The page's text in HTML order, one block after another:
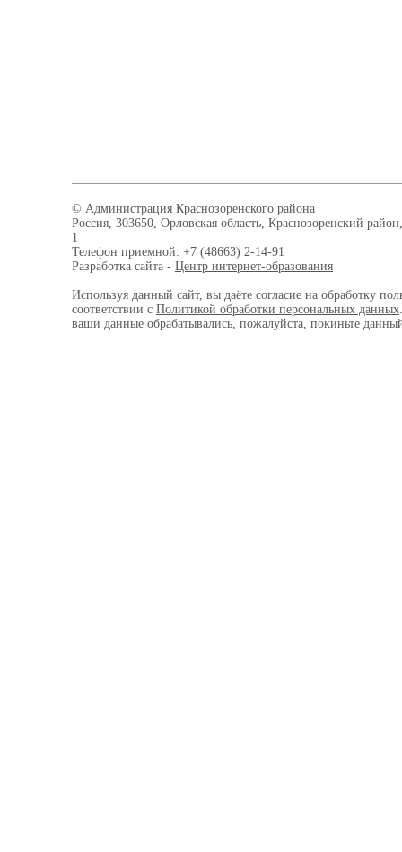
© Администрация Краснозоренского района
Россия, 303650, Орловская область, Краснозоренский
1
Телефон приемной: +7 (48663) 2-14-91
Разработка сайта - Центр интернет-образования
Используя данный сайт, вы даёте согласие на обработку
соответствии с Политикой обработки персональных данных
ваши данные обрабатывались, пожалуйста, покиньте